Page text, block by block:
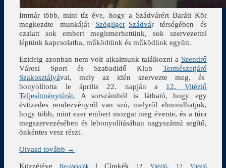
Immár több, mint tíz éve, hogy a Szádvárért Baráti Kör
megkezdte munkáját Szögliget–Szádvár térségében és
ezalatt sok embert megismerhettünk, sok szervezettel
léptünk kapcsolatba, működtünk és működünk együtt.
Ezideig azonban nem volt alkalmunk találkozni a Szendrő
Városi Sport és Szabadidő Klub Természetjáró
Szakosztályával, mely az idén szervezte meg, és
bonyolította le április 22. napján a 12. Vitézlő
Teljesítménytúrát. A sorszámból is látható, hogy egy
évtizedes rendezvényről van szó, melyről elmondhatjuk,
hogy több, mint ezer embert mozgat meg évente, és a túra
megszervezésében és lebonyolításában nagyszámú segítő,
önkéntes vesz részt.
Olvasd tovább →
Közzétéve
|Címkék ,